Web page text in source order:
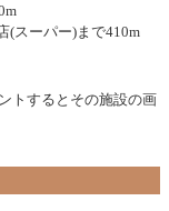
(スーパー)まで410m
トするとその施設の画